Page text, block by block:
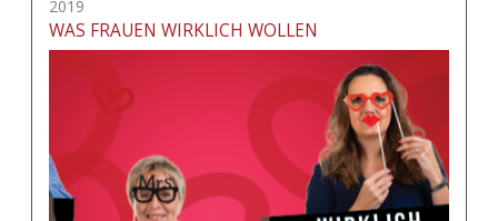
2019
WAS FRAUEN WIRKLICH WOLLEN